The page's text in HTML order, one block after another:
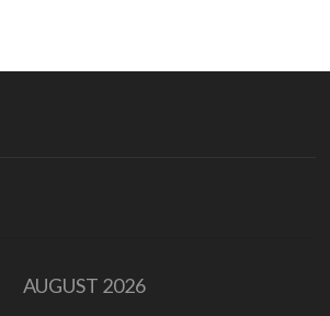
AUGUST 2026